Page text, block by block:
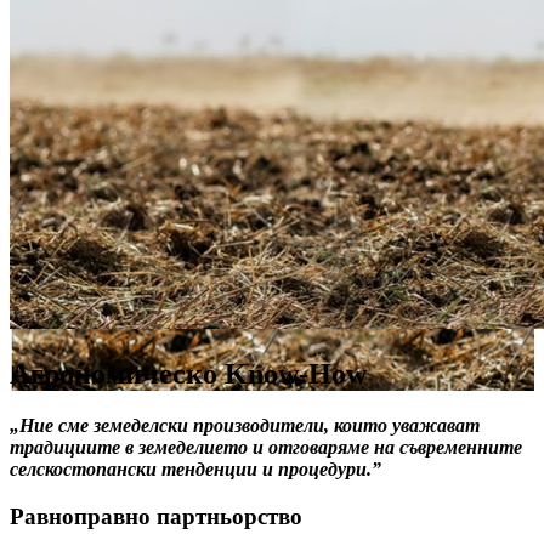
Агрономическо Know-How
„Ние сме земеделски производители, които уважават
традициите в земеделието и отговаряме на съвременните
селскостопански тенденции и процедури.”
Равноправно партньорство